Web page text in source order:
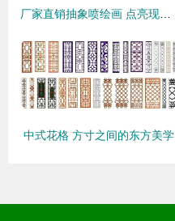
中式花格 方寸之间的东方美学